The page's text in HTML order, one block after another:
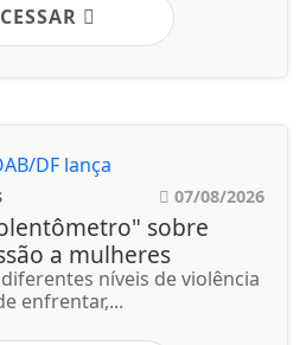
07/08/2026
sobre
a mulheres
níveis de violência
enfrentar,...